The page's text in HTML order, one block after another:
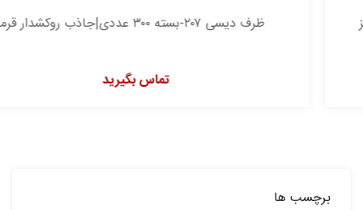
ظرف دیسی ۲۰۷-بسته ۳۰۰ عددی|جاذب روکشدار قرمز
تماس بگیرید
برچسب ها